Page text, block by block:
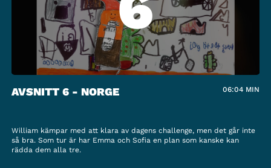
AVSNITT 6 - NORGE 06:04 MIN
William kämpar med att klara av dagens challenge, men det går inte
så bra. Som tur är har Emma och Sofia en plan som kanske kan
rädda dem alla tre.